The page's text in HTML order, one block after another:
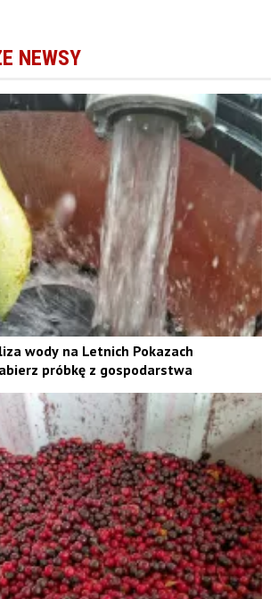
NEWSY
wody na Letnich Pokazach
próbkę z gospodarstwa